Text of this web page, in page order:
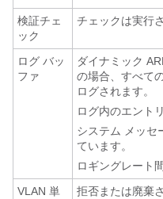
検証チェ
ック
チェックは実行
ログ バッ
ファ
ダイナミック
の場合、すべて
ログされます。
ログ内のエント
システム メッセ
ています。
ロギングレート
VLAN 単
拒否または廃棄